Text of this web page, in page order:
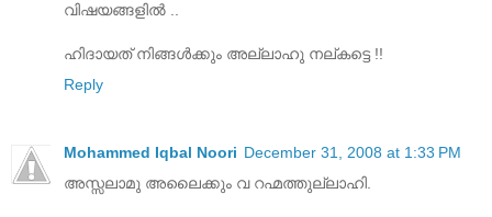
വിഷയങ്ങളില്‍ ..
ഹിദായത് നിങ്ങള്‍ക്കും അല്ലാഹു നല്കട്ടെ !!
Reply
Mohammed Iqbal Noori December 31, 2008 at 1:33 PM
അസ്സലാമു അലൈക്കും വ റഹ്മത്തുല്ലാഹി.